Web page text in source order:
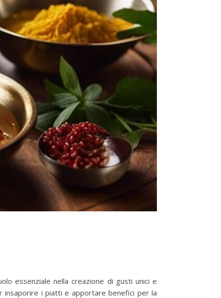
essenziale nella creazione di gusti unici e
insaporire i piatti e apportare benefici per la